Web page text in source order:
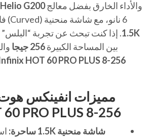
والأداء الخارق بفضل معالجHelio G200
6 نانو، مع شاشة منحنية (Curved) فائقة الدقة تصل إلى
1.5K. إذا كنت تبحث عن تجربة “البلس”
بين المساحة الكبيرة256 جيجا
HOT 60 PRO PLUS 8-256
PRO PLUS 8-256
شاشة منحنية 1.5K ساحرة: